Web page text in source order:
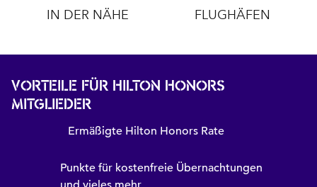
IN DER NÄHE FLUGHÄFEN
VORTEILE FÜR HILTON HONORS
MITGLIEDER
Ermäßigte Hilton Honors Rate
Punkte für kostenfreie Übernachtungen